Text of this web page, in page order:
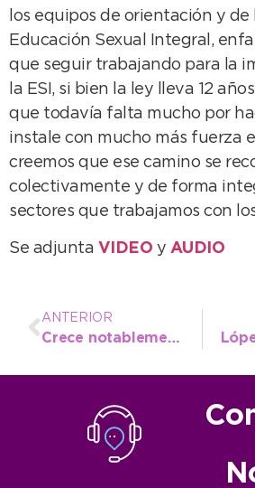
los equipos de orientación y de
Educación Sexual Integral,
que seguir trabajando para la
la ESI, si bien la ley lleva 12
que todavía falta mucho por
instale con mucho más fuerza
creemos que ese camino se
colectivamente y de forma
sectores que trabajamos con
Se adjunta VIDEO y AUDIO
ANTERIOR
Crece notablemente la actividad del atletismo municipal en La Dulce